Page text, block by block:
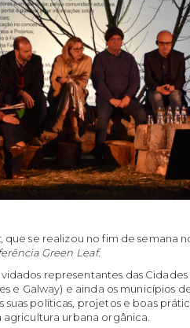
, que se realizou no fim de semana
Green Leaf.
representantes das
e Galway) e ainda os municípios
suas políticas, projetos e boas
urbana orgânica.